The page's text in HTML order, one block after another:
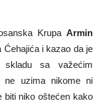
Krupa Armin
Ćehajića i kazao da je
sa važećim
ne uzima nikome ni
biti niko oštećen kako